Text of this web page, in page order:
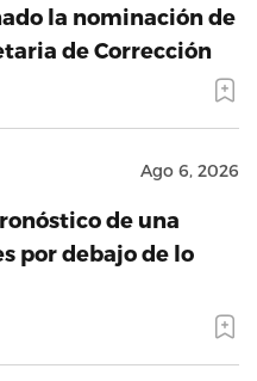
la nominación de
de Corrección
Ago 6, 2026
de una
por debajo de lo